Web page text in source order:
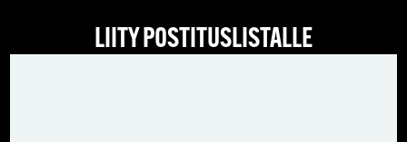
LIITY POSTITUSLISTALLE